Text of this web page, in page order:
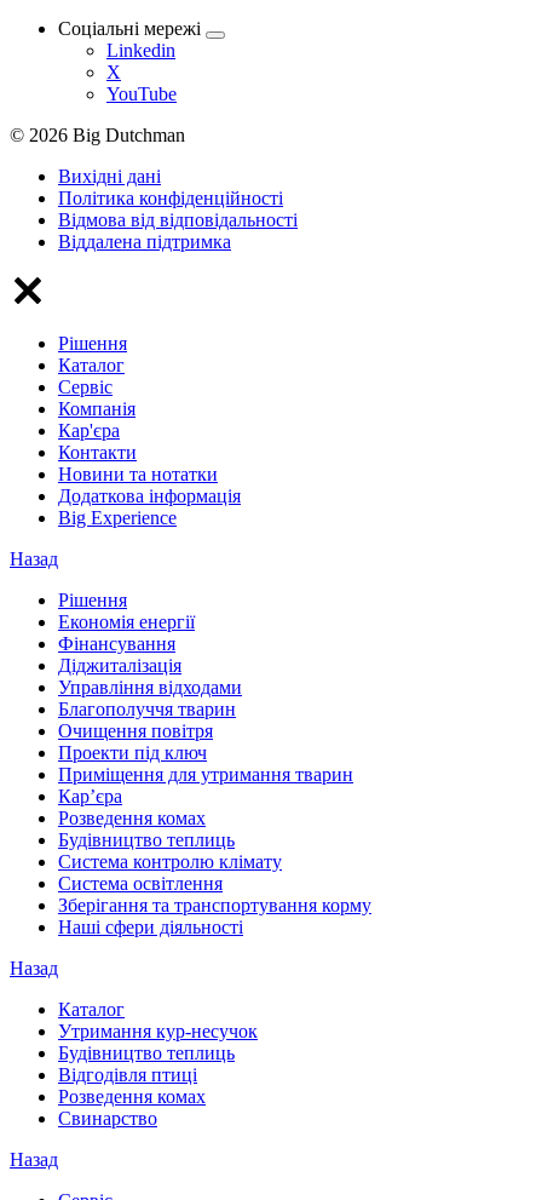
Соціальні мережі
Linkedin
X
YouTube
© 2026 Big Dutchman
Вихідні дані
Політика конфіденційності
Відмова від відповідальності
Віддалена підтримка
Рішення
Каталог
Сервіс
Компанія
Кар'єра
Контакти
Новини та нотатки
Додаткова інформація
Big Experience
Назад
Рішення
Економія енергії
Фінансування
Діджиталізація
Управління відходами
Благополуччя тварин
Очищення повітря
Проекти під ключ
Приміщення для утримання тварин
Кар’єра
Розведення комах
Будівництво теплиць
Система контролю клімату
Система освітлення
Зберігання та транспортування корму
Наші сфери діяльності
Назад
Каталог
Утримання кур-несучок
Будівництво теплиць
Відгодівля птиці
Розведення комах
Свинарство
Назад